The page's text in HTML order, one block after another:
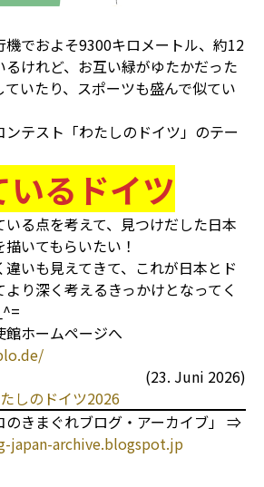
機でおよそ9300キロメートル、約12
けれど、お互い緑がゆたかだった
ていたり、スポーツも盛んで似てい
テスト「わたしのドイツ」のテー
いるドイツ
る点を考えて、見つけだした日本
いてもらいたい！
いも見えてきて、これが日本とド
り深く考えるきっかけとなってく
ホームページへ
(23. Juni 2026)
しのドイツ2026
のきまぐれブログ・アーカイブ」 ⇒
japan-archive.blogspot.jp